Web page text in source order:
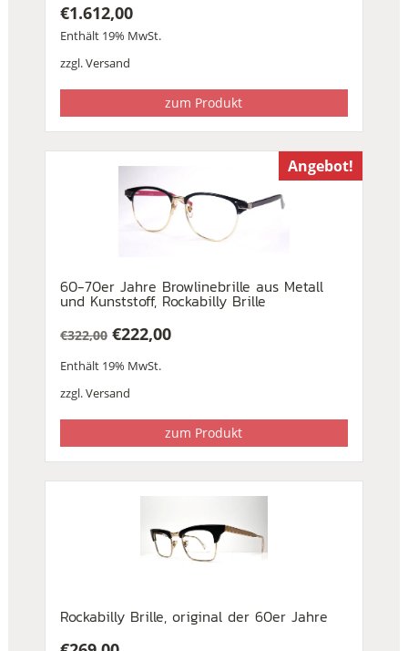
€1.612,00
Enthält 19% MwSt.
zzgl.Versand
zum Produkt
Angebot!
60-70er Jahre Browlinebrille aus Metall
und Kunststoff, Rockabilly Brille
€322,00
Preis
war:
€222,00
Preis
ist:
Enthält 19% MwSt.
zzgl.Versand
zum Produkt
Rockabilly Brille, original der 60er Jahre